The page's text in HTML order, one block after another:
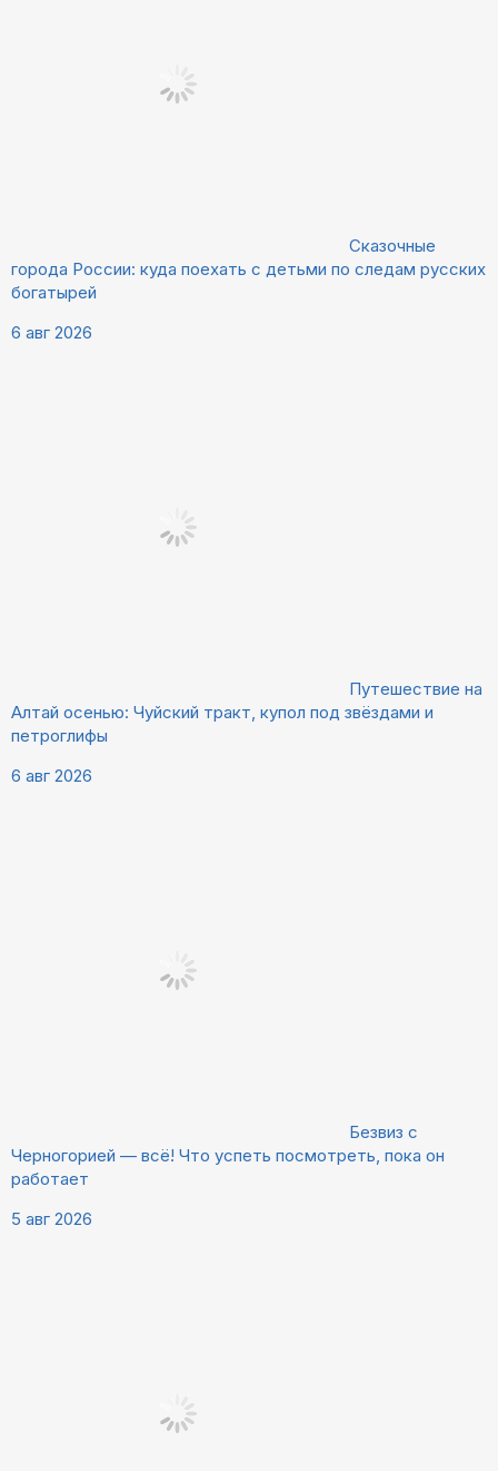
Сказочные
города России: куда поехать с детьми по следам русских
богатырей
6 авг 2026
Путешествие на
Алтай осенью: Чуйский тракт, купол под звёздами и
петроглифы
6 авг 2026
Безвиз с
Черногорией — всё! Что успеть посмотреть, пока он
работает
5 авг 2026